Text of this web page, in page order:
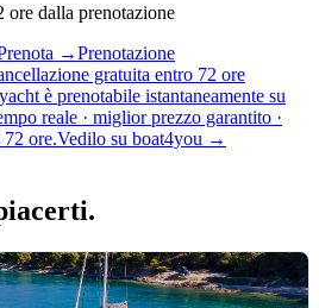
ore dalla prenotazione
→Prenotazione
gratuita entro 72 ore
è prenotabile istantaneamente su
reale · miglior prezzo garantito ·
ore.Vedilo su boat4you →